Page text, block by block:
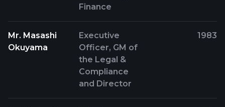
Finance
Mr. Masashi
Okuyama
Executive
Officer, GM of
the Legal &
Compliance
and Director
1983